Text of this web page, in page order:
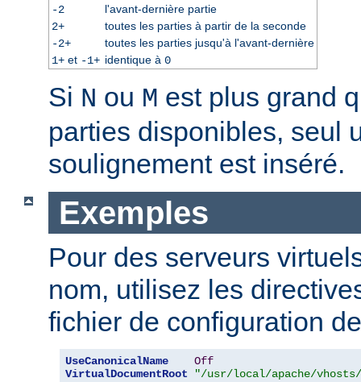
-2
l'avant-dernière partie
2+
toutes les parties à partir de la seconde
-2+
toutes les parties jusqu'à l'avant-dernière
1+et -1+ identique à 0
Si N ou M est plus grand
parties disponibles, seul
soulignement est inséré.
Exemples
Pour des serveurs
nom, utilisez les
fichier de configuration
UseCanonicalName
Off
VirtualDocumentRoot
"/usr/local/apache/vhosts/